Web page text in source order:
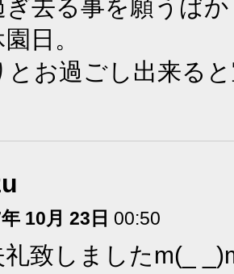
終わらないかな・
パン日和ってのは
りのお天気で・・
(^^♪♪シャンちゃん
私も１日シャンち